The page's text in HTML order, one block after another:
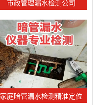
市政管理漏水检测公司
家庭暗管漏水检测精准定位